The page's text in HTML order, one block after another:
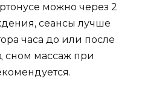
можно через 2
сеансы лучше
часа до или после
сном массаж при